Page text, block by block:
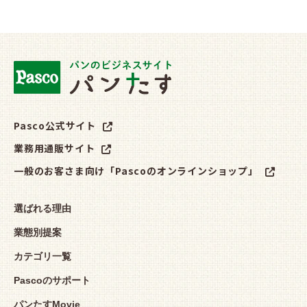
Pasco公式サイト
業務用通販サイト
一般のお客さま向け「Pascoのオンラインショップ」
選ばれる理由
業態別提案
カテゴリ一覧
Pascoのサポート
パンたすMovie